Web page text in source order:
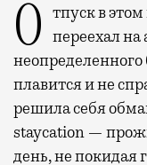
Отпуск в этом году у меня кочует: сначала переехал на
неопределенного
плавится и не
решила себя
staycation —
день, не покидая